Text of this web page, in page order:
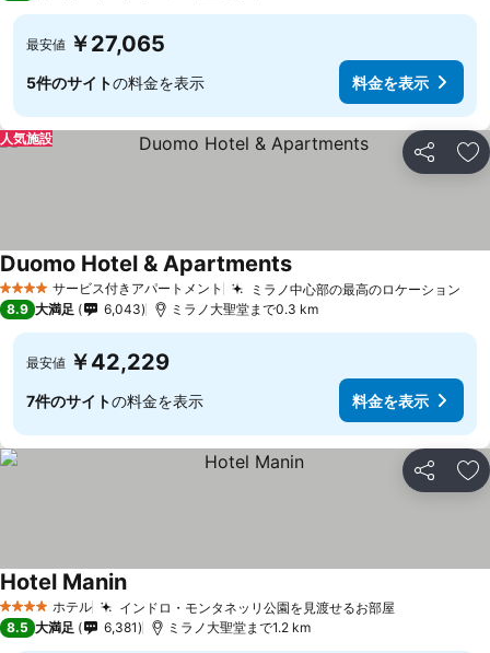
最安値 ￥27,065
5件のサイトの料金を表示 料金を表示
シェア お
人気施設
4 ホテルのランクサービス付きアパートメント ミラノ中心部の最高のロケーション
Duomo Hotel & Apartments
8.9 大満足 6,043 ミラノ大聖堂まで0.3 km
最安値 ￥42,229
7件のサイトの料金を表示 料金を表示
シェア お
4 ホテルのランク
ホテル インドロ・モンタネッリ公園を見渡せるお部屋
Hotel Manin
8.5 大満足 6,381 ミラノ大聖堂まで1.2 km